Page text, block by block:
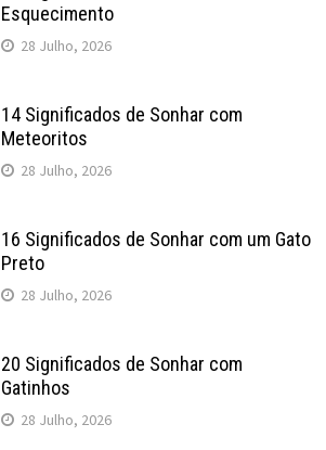
Esquecimento
28 Julho, 2026
14 Significados de Sonhar com
Meteoritos
28 Julho, 2026
16 Significados de Sonhar com um Gato
Preto
28 Julho, 2026
20 Significados de Sonhar com
Gatinhos
28 Julho, 2026